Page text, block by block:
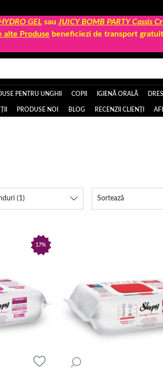
GEL sau JUICY BOMB PARTY Cassis
alte Produse beneficiezi de transport
PENTRU UNGHII COPII IGIENĂ ORALĂ
PRODUSE NOI BLOG RECENZII CLIENȚI
(1) Sortează
17%